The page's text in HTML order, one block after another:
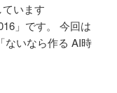
Podcasts
います
」です。 今回は
ないなら作る AI時